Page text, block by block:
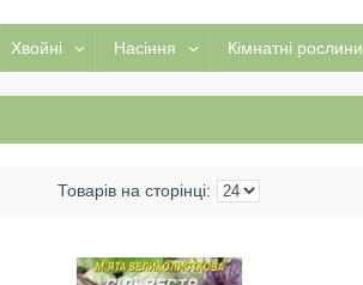
Хвойні Насіння Кімнатні рослини